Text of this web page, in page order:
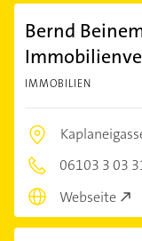
Bernd
IMMOBILIEN
06103 3 03
Webseite